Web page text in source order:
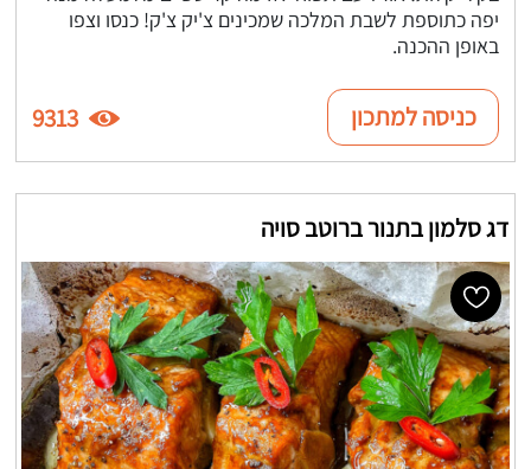
יפה כתוספת לשבת המלכה שמכינים צ'יק צ'ק! כנסו וצפו
באופן ההכנה.
כניסה למתכון 9313
דג סלמון בתנור ברוטב סויה